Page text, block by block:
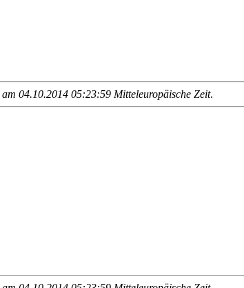
am 04.10.2014 05:23:59 Mitteleuropäische Zeit.